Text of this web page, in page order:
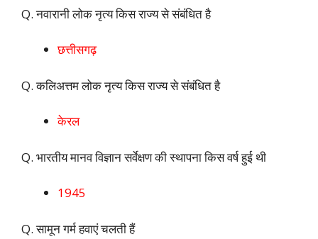
Q. नवारानी लोक नृत्य किस राज्य से संबंधित है
छत्तीसगढ़
Q. कलिअत्तम लोक नृत्य किस राज्य से संबंधित है
केरल
Q. भारतीय मानव विज्ञान सर्वेक्षण की स्थापना किस वर्ष हुई थी
1945
Q. सामून गर्म हवाएं चलती हैं